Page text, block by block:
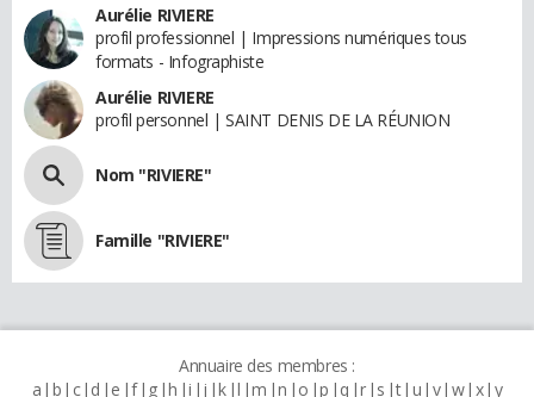
Aurélie RIVIERE
profil professionnel | Impressions numériques tous
formats - Infographiste
Aurélie RIVIERE
profil personnel | SAINT DENIS DE LA RÉUNION
Nom "RIVIERE"
Famille "RIVIERE"
Annuaire des membres :
a b c d e f g h i j k l m n o p q r s t u v w x y